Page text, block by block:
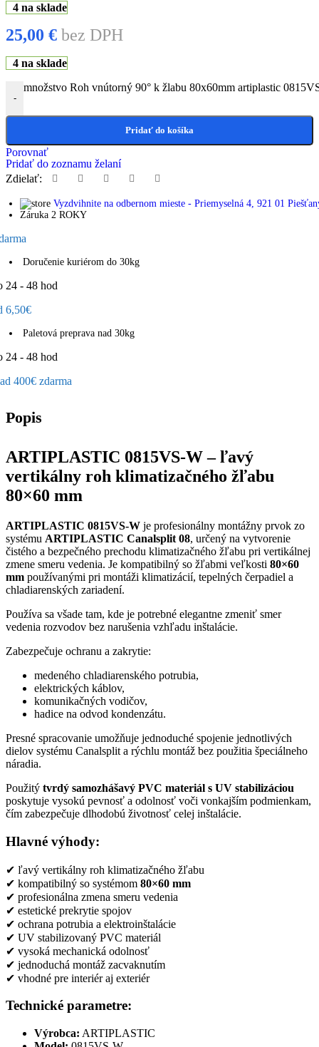
4 na sklade
25,00 € bez DPH
4 na sklade
-
množstvo Roh vnútorný 90° k žlabu 80x60mm artiplastic
Pridať do košíka
Porovnať
Pridať do zoznamu želaní
Zdielať:
Vyzdvihnite na odbernom mieste - Priemyselná 4, 921 01
Záruka 2 ROKY
Doručenie kuriérom do 30kg
24 - 48 hod
6,50€
Paletová preprava nad 30kg
24 - 48 hod
400€ zdarma
Popis
ARTIPLASTIC 0815VS-W – ľavý
vertikálny roh klimatizačného žľabu
80×60 mm
ARTIPLASTIC 0815VS-W je profesionálny montážny prvok zo
systému ARTIPLASTIC Canalsplit 08, určený na vytvorenie
čistého a bezpečného prechodu klimatizačného žľabu pri vertikálnej
zmene smeru vedenia. Je kompatibilný so žľabmi veľkosti 80×60
mm používanými pri montáži klimatizácií, tepelných čerpadiel a
chladiarenských zariadení.
Používa sa všade tam, kde je potrebné elegantne zmeniť smer
vedenia rozvodov bez narušenia vzhľadu inštalácie.
Zabezpečuje ochranu a zakrytie:
medeného chladiarenského potrubia,
elektrických káblov,
komunikačných vodičov,
hadice na odvod kondenzátu.
Presné spracovanie umožňuje jednoduché spojenie jednotlivých
dielov systému Canalsplit a rýchlu montáž bez použitia špeciálneho
náradia.
Použitý tvrdý samozhášavý PVC materiál s UV stabilizáciou
poskytuje vysokú pevnosť a odolnosť voči vonkajším podmienkam,
čím zabezpečuje dlhodobú životnosť celej inštalácie.
Hlavné výhody:
✔ ľavý vertikálny roh klimatizačného žľabu
✔ kompatibilný so systémom 80×60 mm
✔ profesionálna zmena smeru vedenia
✔ estetické prekrytie spojov
✔ ochrana potrubia a elektroinštalácie
✔ UV stabilizovaný PVC materiál
✔ vysoká mechanická odolnosť
✔ jednoduchá montáž zacvaknutím
✔ vhodné pre interiér aj exteriér
Technické parametre:
Výrobca: ARTIPLASTIC